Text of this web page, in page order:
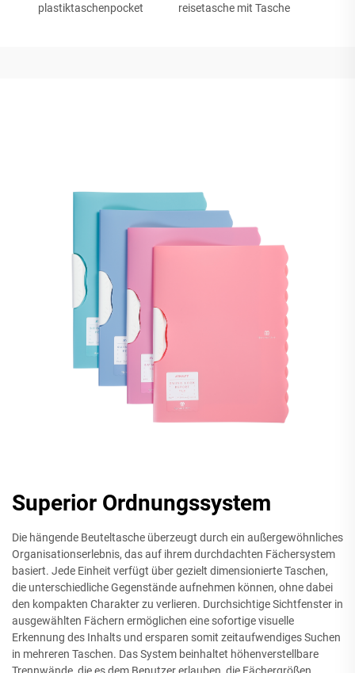
plastiktaschenpocket reisetasche mit Tasche
Superior Ordnungssystem
Die hängende Beuteltasche überzeugt durch ein außergewöhnliches
Organisationserlebnis, das auf ihrem durchdachten Fächersystem
basiert. Jede Einheit verfügt über gezielt dimensionierte Taschen,
die unterschiedliche Gegenstände aufnehmen können, ohne dabei
den kompakten Charakter zu verlieren. Durchsichtige Sichtfenster in
ausgewählten Fächern ermöglichen eine sofortige visuelle
Erkennung des Inhalts und ersparen somit zeitaufwendiges Suchen
in mehreren Taschen. Das System beinhaltet höhenverstellbare